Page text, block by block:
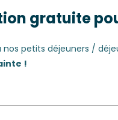
gratuite
nos petits déjeuners /
!